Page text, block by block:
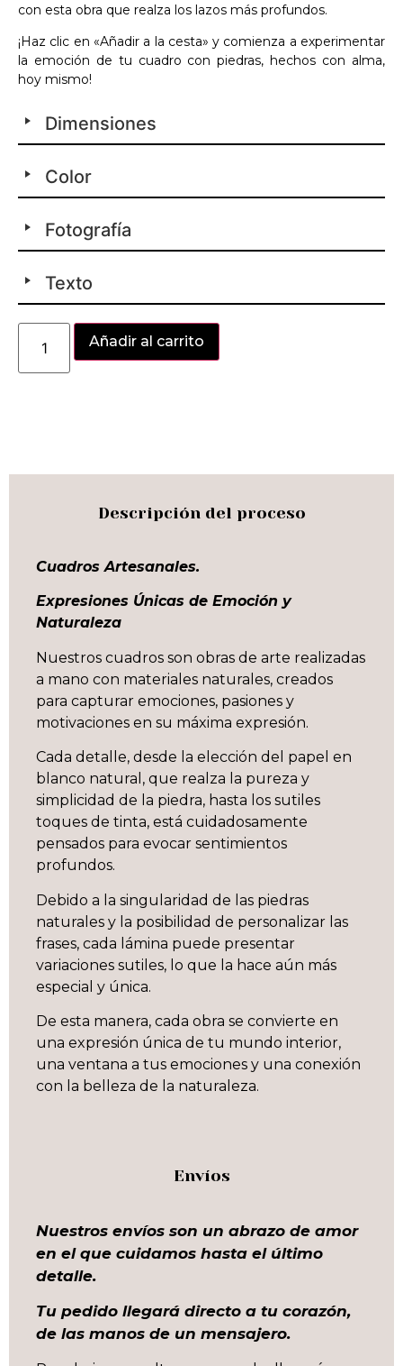
con esta obra que realza los lazos más profundos.
¡Haz clic en «Añadir a la cesta» y comienza a experimentar
la emoción de tu cuadro con piedras, hechos con alma,
hoy mismo!
Dimensiones
Color
Fotografía
Texto
Añadir al carrito
Descripción del proceso
Cuadros Artesanales.
Expresiones Únicas de Emoción y
Naturaleza
Nuestros cuadros son obras de arte realizadas
a mano con materiales naturales, creados
para capturar emociones, pasiones y
motivaciones en su máxima expresión.
Cada detalle, desde la elección del papel en
blanco natural, que realza la pureza y
simplicidad de la piedra, hasta los sutiles
toques de tinta, está cuidadosamente
pensados para evocar sentimientos
profundos.
Debido a la singularidad de las piedras
naturales y la posibilidad de personalizar las
frases, cada lámina puede presentar
variaciones sutiles, lo que la hace aún más
especial y única.
De esta manera, cada obra se convierte en
una expresión única de tu mundo interior,
una ventana a tus emociones y una conexión
con la belleza de la naturaleza.
Envíos
Nuestros envíos son un abrazo de amor
en el que cuidamos hasta el último
detalle.
Tu pedido llegará directo a tu corazón,
de las manos de un mensajero.